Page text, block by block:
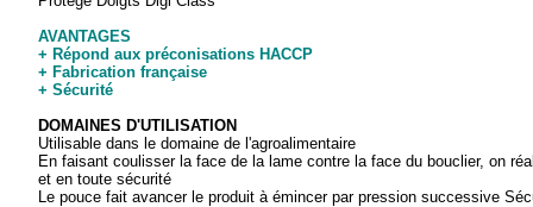
AVANTAGES
+ Répond aux préconisations HACCP
+ Fabrication française
+ Sécurité
DOMAINES D'UTILISATION
Utilisable dans le domaine de l'agroalimentaire
En faisant coulisser la face de la lame contre la face du bouclier, on
et en toute sécurité
Le pouce fait avancer le produit à émincer par pression successive